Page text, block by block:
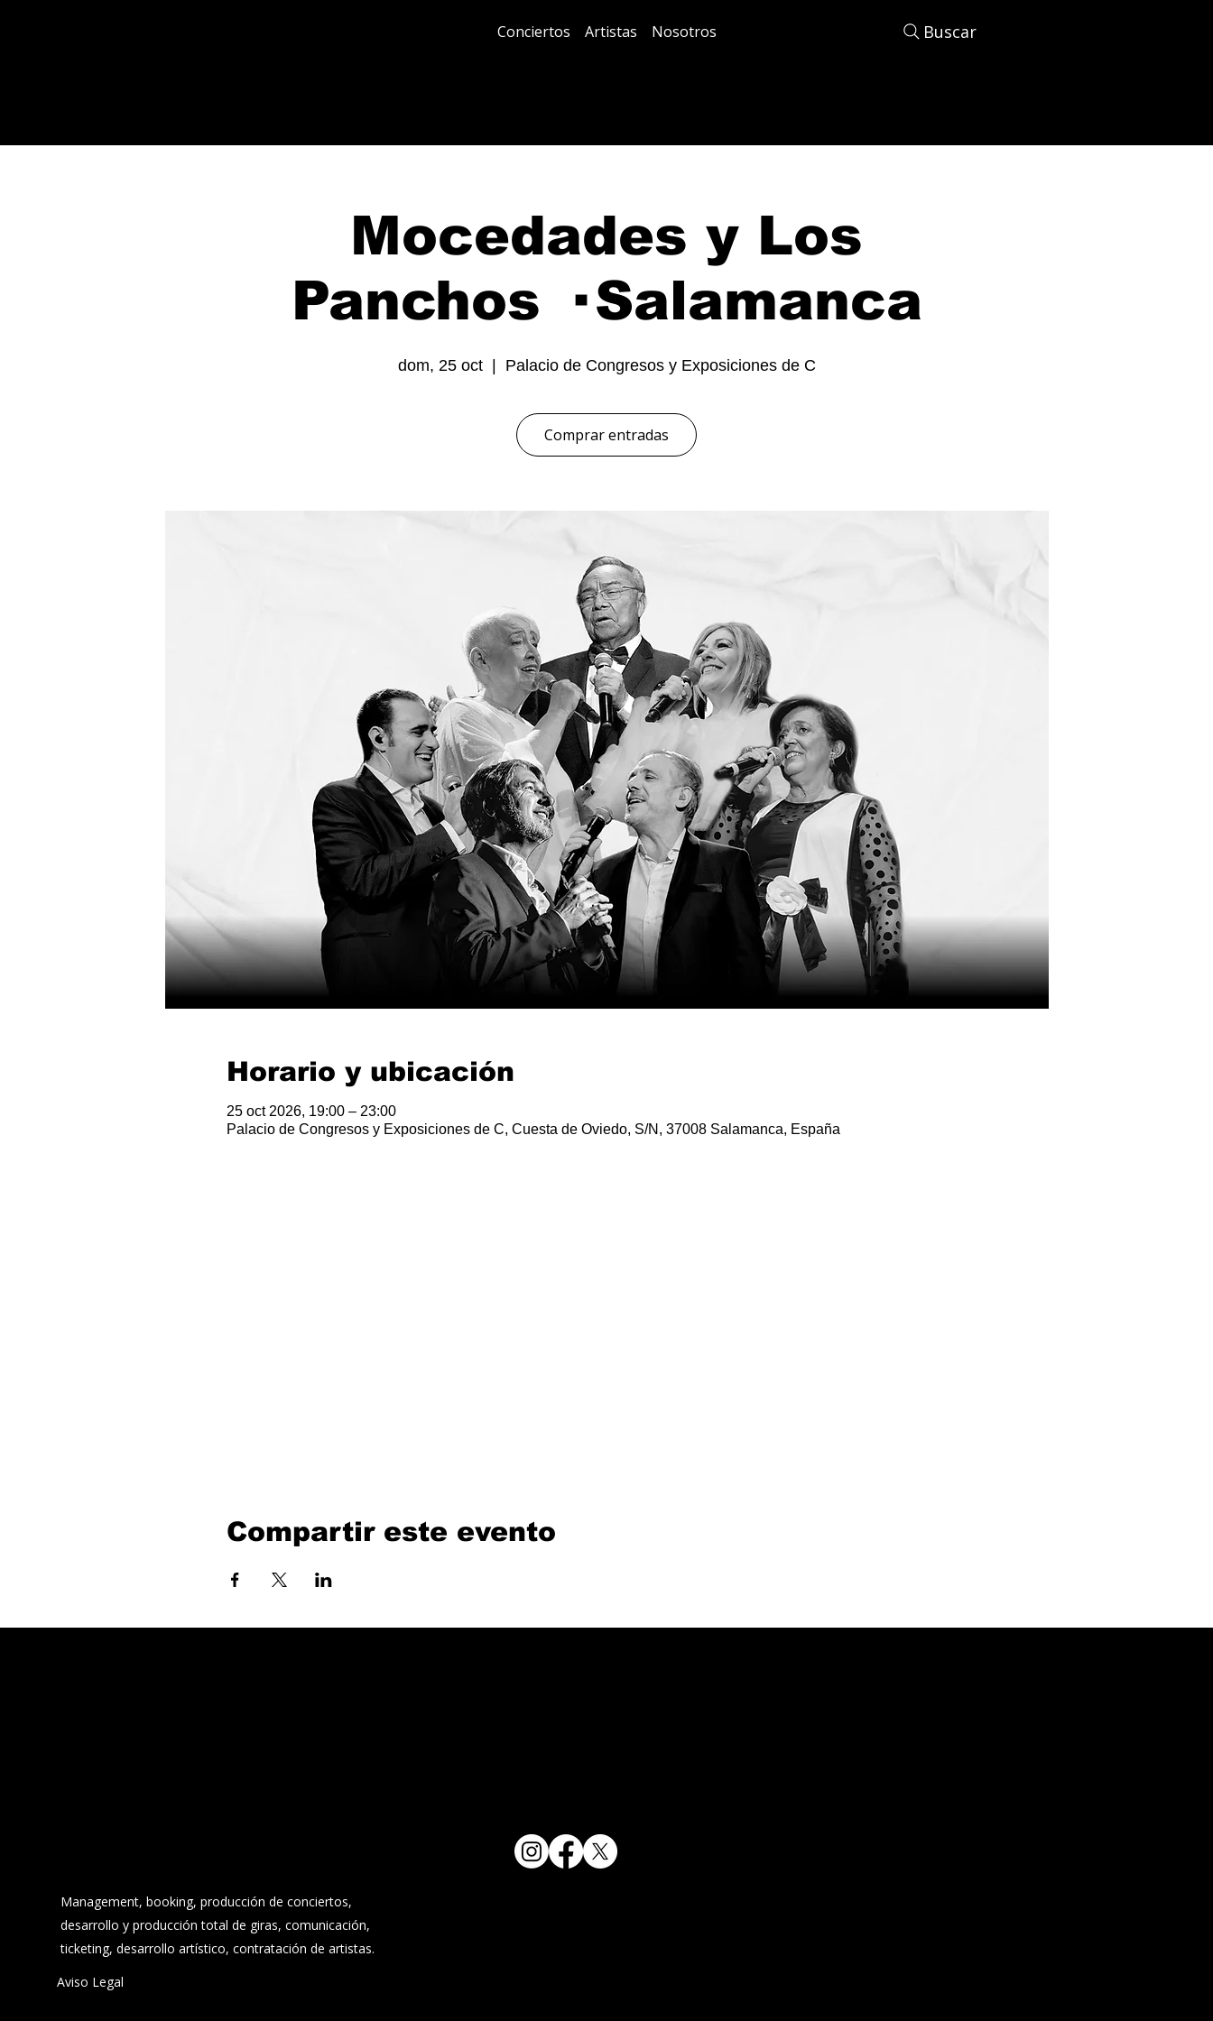
Conciertos Artistas Nosotros Buscar
Mocedades y Los
Panchos · Salamanca
dom, 25 oct
  |
Palacio de Congresos y Exposiciones de C
Comprar entradas
Horario y ubicación
25 oct 2026, 19:00 – 23:00
Palacio de Congresos y Exposiciones de C, Cuesta de Oviedo, S/N, 37008 Salamanca, España
Compartir este evento
Management, booking, producción de conciertos,
desarrollo y producción total de giras, comunicación,
ticketing, desarrollo artístico, contratación de artistas.
Aviso Legal